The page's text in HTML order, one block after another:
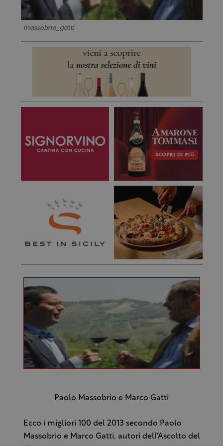
massobrio_gatti
Paolo Massobrio e Marco Gatti
Ecco i migliori 100 del 2013 secondo Paolo
Massobrio e Marco Gatti, autori dell'Ascolto del